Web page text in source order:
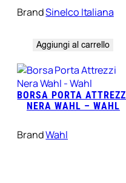
BrandSinelco Italiana
Aggiungi al carrello
BORSA PORTA ATTREZZI
NERA WAHL – WAHL
BrandWahl